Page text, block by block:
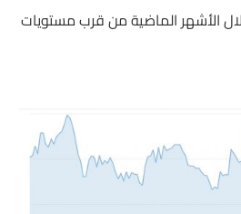
الأشهر الماضية من قرب مستويات